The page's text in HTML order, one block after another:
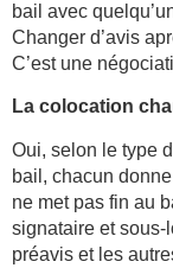
bail avec
Changer d’avis
C’est une
La colocation
Oui, selon le type
bail, chacun
ne met pas fin au
signataire et sous-
préavis et les